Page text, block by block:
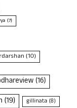
(7)
(10)
(16)
(19) gillinata (8)